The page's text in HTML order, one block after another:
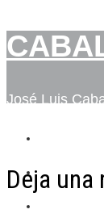
José Luis
BIO
Deja